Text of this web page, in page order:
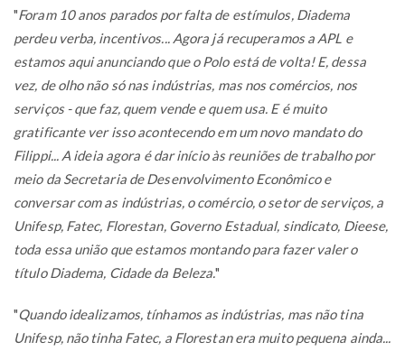
"Foram 10 anos parados por falta de estímulos, Diadema
perdeu verba, incentivos... Agora já recuperamos a APL e
estamos aqui anunciando que o Polo está de volta! E, dessa
vez, de olho não só nas indústrias, mas nos comércios, nos
serviços - que faz, quem vende e quem usa. E é muito
gratificante ver isso acontecendo em um novo mandato do
Filippi... A ideia agora é dar início às reuniões de trabalho por
meio da Secretaria de Desenvolvimento Econômico e
conversar com as indústrias, o comércio, o setor de serviços, a
Unifesp, Fatec, Florestan, Governo Estadual, sindicato, Dieese,
toda essa união que estamos montando para fazer valer o
título Diadema, Cidade da Beleza."
"Quando idealizamos, tínhamos as indústrias, mas não tina
Unifesp, não tinha Fatec, a Florestan era muito pequena ainda...